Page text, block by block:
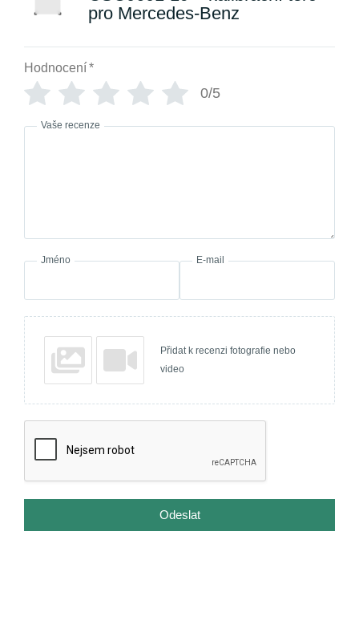
pro Mercedes-Benz
Hodnocení*
0/5
Vaše recenze
Jméno E-mail
Přidat k recenzi fotografie nebo
video
Odeslat